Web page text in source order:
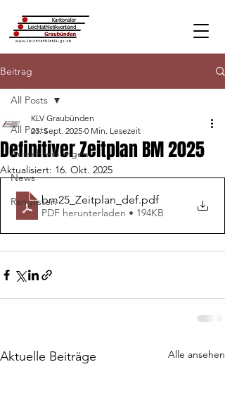
Beitrag
All Posts
Ausschreibungen
News
Ranglisten
All Posts
Definitiver Zeitplan BM 2025
KLV Graubünden
23. Sept. 2025 0 Min. Lesezeit
Aktualisiert: 16. Okt. 2025
bm25_Zeitplan_def.pdf
PDF herunterladen • 194KB
Aktuelle Beiträge Alle ansehen